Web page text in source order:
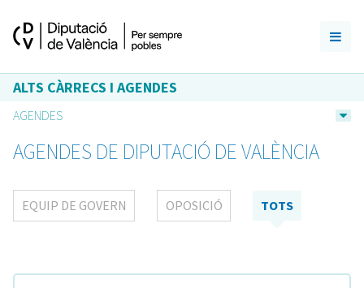
ALTS CÀRRECS I AGENDES
AGENDES
AGENDES DE DIPUTACIÓ DE VALÈNCIA
EQUIP DE GOVERN OPOSICIÓ TOTS